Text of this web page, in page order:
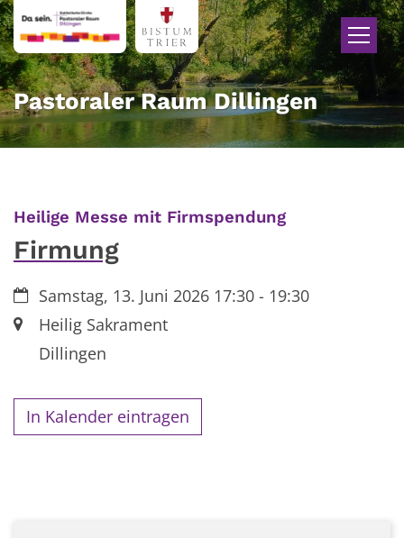
Zum Inhalt springen
Pastoraler Raum Dillingen
Heilige Messe mit Firmspendung:
Firmung
Datum:Samstag, 13. Juni 2026 17:30 - 19:30
Ort:Heilig Sakrament
Dillingen
In Kalender eintragen